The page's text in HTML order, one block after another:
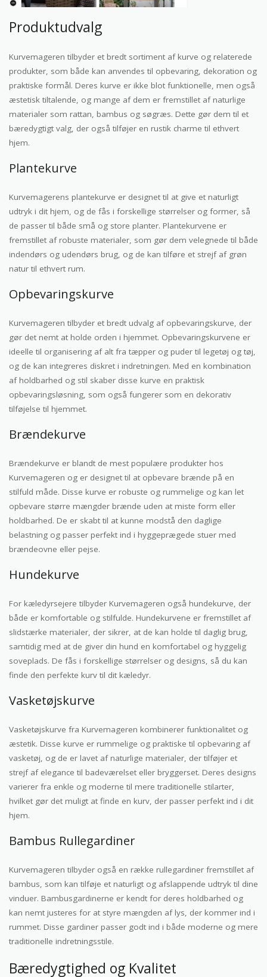
Produktudvalg
Kurvemageren tilbyder et bredt sortiment af kurve og relaterede
produkter, som både kan anvendes til opbevaring, dekoration og
praktiske formål. Deres kurve er ikke blot funktionelle, men også
æstetisk tiltalende, og mange af dem er fremstillet af naturlige
materialer som rattan, bambus og søgræs. Dette gør dem til et
bæredygtigt valg, der også tilføjer en rustik charme til ethvert
hjem.
Plantekurve
Kurvemagerens plantekurve er designet til at give et naturligt
udtryk i dit hjem, og de fås i forskellige størrelser og former, så
de passer til både små og store planter. Plantekurvene er
fremstillet af robuste materialer, som gør dem velegnede til både
indendørs og udendørs brug, og de kan tilføre et strejf af grøn
natur til ethvert rum.
Opbevaringskurve
Kurvemageren tilbyder et bredt udvalg af opbevaringskurve, der
gør det nemt at holde orden i hjemmet. Opbevaringskurvene er
ideelle til organisering af alt fra tæpper og puder til legetøj og tøj,
og de kan integreres diskret i indretningen. Med en kombination
af holdbarhed og stil skaber disse kurve en praktisk
opbevaringsløsning, som også fungerer som en dekorativ
tilføjelse til hjemmet.
Brændekurve
Brændekurve er blandt de mest populære produkter hos
Kurvemageren og er designet til at opbevare brænde på en
stilfuld måde. Disse kurve er robuste og rummelige og kan let
opbevare større mængder brænde uden at miste form eller
holdbarhed. De er skabt til at kunne modstå den daglige
belastning og passer perfekt ind i hyggeprægede stuer med
brændeovne eller pejse.
Hundekurve
For kæledyrsejere tilbyder Kurvemageren også hundekurve, der
både er komfortable og stilfulde. Hundekurvene er fremstillet af
slidstærke materialer, der sikrer, at de kan holde til daglig brug,
samtidig med at de giver din hund en komfortabel og hyggelig
soveplads. De fås i forskellige størrelser og designs, så du kan
finde den perfekte kurv til dit kæledyr.
Vasketøjskurve
Vasketøjskurve fra Kurvemageren kombinerer funktionalitet og
æstetik. Disse kurve er rummelige og praktiske til opbevaring af
vasketøj, og de er lavet af naturlige materialer, der tilføjer et
strejf af elegance til badeværelset eller bryggerset. Deres designs
varierer fra enkle og moderne til mere traditionelle stilarter,
hvilket gør det muligt at finde en kurv, der passer perfekt ind i dit
hjem.
Bambus Rullegardiner
Kurvemageren tilbyder også en række rullegardiner fremstillet af
bambus, som kan tilføje et naturligt og afslappende udtryk til dine
vinduer. Bambusgardinerne er kendt for deres holdbarhed og
kan nemt justeres for at styre mængden af lys, der kommer ind i
rummet. Disse gardiner passer godt ind i både moderne og mere
traditionelle indretningsstile.
Bæredygtighed og Kvalitet